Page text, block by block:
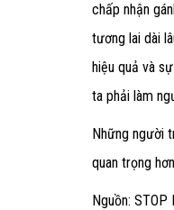
chấp nhận
tương lai dài
hiệu quả và
ta phải làm
Những người
quan trọng
Nguồn: STOP